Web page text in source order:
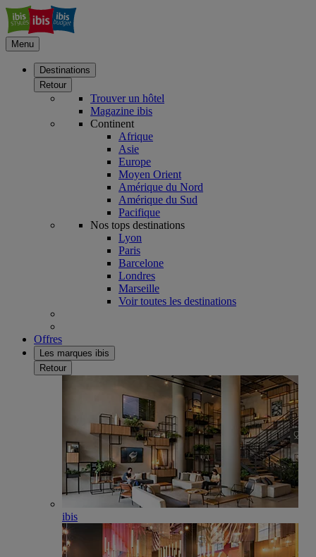
Menu
Destinations
Retour
Trouver un hôtel
Magazine ibis
Continent
Afrique
Asie
Europe
Moyen Orient
Amérique du Nord
Amérique du Sud
Pacifique
Nos tops destinations
Lyon
Paris
Barcelone
Londres
Marseille
Voir toutes les destinations
Offres
Les marques ibis
Retour
ibis